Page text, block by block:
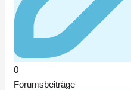
0
Forumsbeiträge